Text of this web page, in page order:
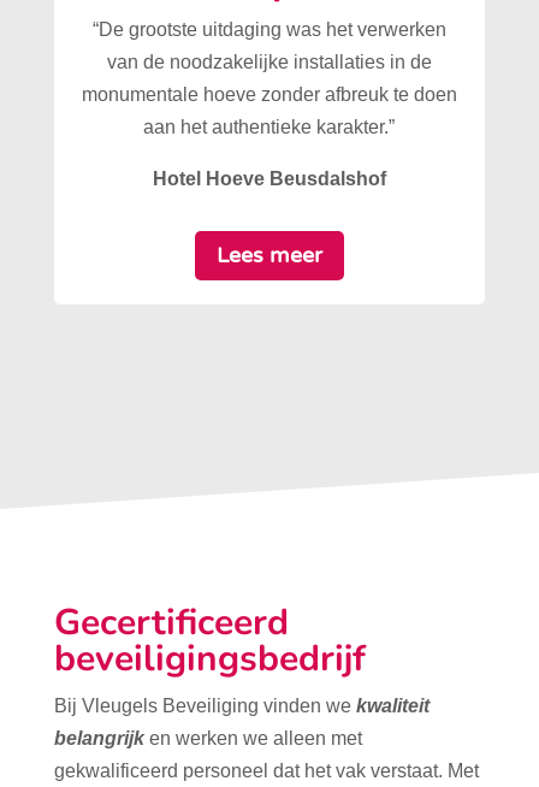
“De grootste uitdaging was het verwerken
van de noodzakelijke installaties in de
monumentale hoeve zonder afbreuk te doen
aan het authentieke karakter.”
Hotel Hoeve Beusdalshof
Lees meer
Gecertificeerd
beveiligingsbedrijf
Bij Vleugels Beveiliging vinden we kwaliteit
belangrijk en werken we alleen met
gekwalificeerd personeel dat het vak verstaat. Met